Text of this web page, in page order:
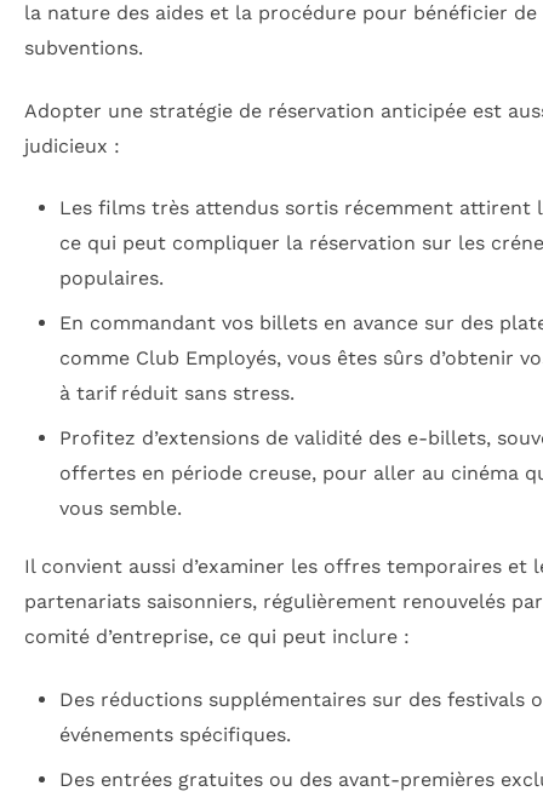
la nature des aides et la procédure pour bénéficier de
subventions.
Adopter une stratégie de réservation anticipée est
judicieux :
Les films très attendus sortis récemment attirent
ce qui peut compliquer la réservation sur les
populaires.
En commandant vos billets en avance sur des
comme Club Employés, vous êtes sûrs d’obtenir
à tarif réduit sans stress.
Profitez d’extensions de validité des e-billets,
offertes en période creuse, pour aller au cinéma
vous semble.
Il convient aussi d’examiner les offres temporaires et
partenariats saisonniers, régulièrement renouvelés
comité d’entreprise, ce qui peut inclure :
Des réductions supplémentaires sur des festivals
événements spécifiques.
Des entrées gratuites ou des avant-premières